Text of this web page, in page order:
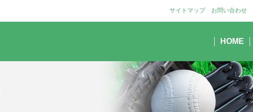
サイトマップ お問い合わせ
HOME